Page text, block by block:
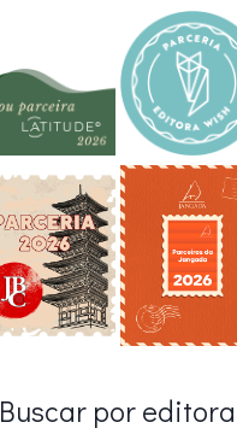
Buscar por editora